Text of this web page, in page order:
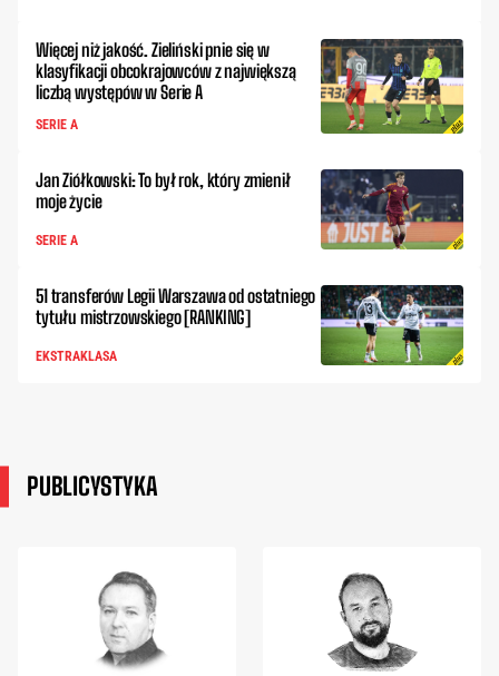
Więcej niż jakość. Zieliński pnie się w
klasyfikacji obcokrajowców z największą
liczbą występów w Serie A
SERIE A
Jan Ziółkowski: To był rok, który zmienił
moje życie
SERIE A
51 transferów Legii Warszawa od ostatniego
tytułu mistrzowskiego [RANKING]
EKSTRAKLASA
PUBLICYSTYKA